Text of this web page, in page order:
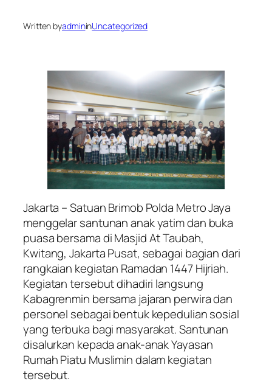
Written byadmininUncategorized
Jakarta – Satuan Brimob Polda Metro Jaya
menggelar santunan anak yatim dan buka
puasa bersama di Masjid At Taubah,
Kwitang, Jakarta Pusat, sebagai bagian dari
rangkaian kegiatan Ramadan 1447 Hijriah.
Kegiatan tersebut dihadiri langsung
Kabagrenmin bersama jajaran perwira dan
personel sebagai bentuk kepedulian sosial
yang terbuka bagi masyarakat. Santunan
disalurkan kepada anak-anak Yayasan
Rumah Piatu Muslimin dalam kegiatan
tersebut.